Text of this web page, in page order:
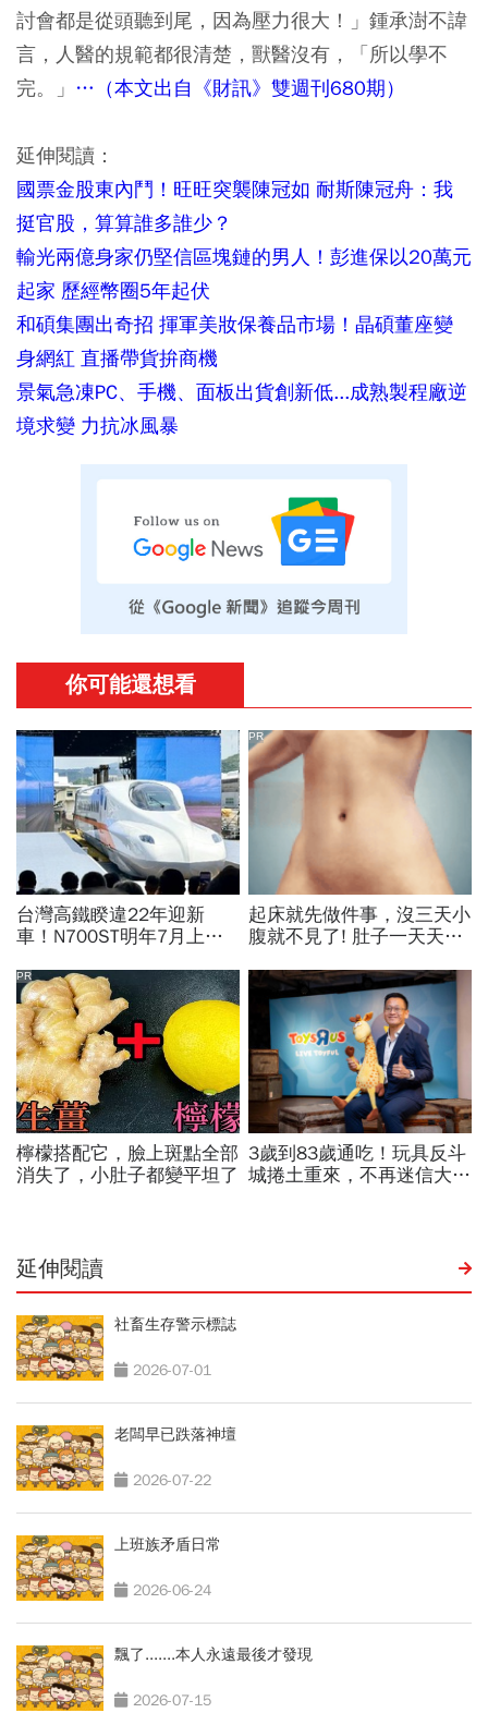
討會都是從頭聽到尾，因為壓力很大！」鍾承澍不諱
言，人醫的規範都很清楚，獸醫沒有，「所以學不
完。」 …（本文出自《財訊》雙週刊680期）
延伸閱讀：
國票金股東內鬥！旺旺突襲陳冠如 耐斯陳冠舟：我
挺官股，算算誰多誰少？
輸光兩億身家仍堅信區塊鏈的男人！彭進保以20萬元
起家 歷經幣圈5年起伏
和碩集團出奇招 揮軍美妝保養品市場！晶碩董座變
身網紅 直播帶貨拚商機
景氣急凍PC、手機、面板出貨創新低...成熟製程廠逆
境求變 力抗冰風暴
延伸閱讀
社畜生存警示標誌
2026-07-01
老闆早已跌落神壇
2026-07-22
上班族矛盾日常
2026-06-24
飄了.......本人永遠最後才發現
2026-07-15